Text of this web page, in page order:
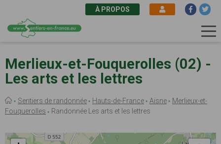
au
contenu
principal
À PROPOS
Merlieux-et-Fouquerolles (02) -
Les arts et les lettres
Fil
d'Ariane
Sentiers de randonnée Hauts-de-France Aisne
Merlieux-et-
Fouquerolles
Randonnée Les arts et les lettres